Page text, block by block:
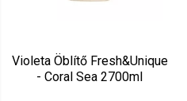
Violeta Öblítő Fresh&Unique
- Coral Sea 2700ml